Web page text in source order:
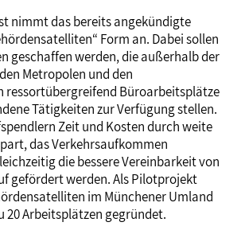
nimmt das bereits angekündigte
Form an. Dabei sollen
geschaffen werden, die außerhalb der
Metropolen und den
ressortübergreifend Büroarbeitsplätze
Tätigkeiten zur Verfügung stellen.
Zeit und Kosten durch weite
das Verkehrsaufkommen
die bessere Vereinbarkeit von
gefördert werden. Als Pilotprojekt
im Münchener Umland
20 Arbeitsplätzen gegründet.